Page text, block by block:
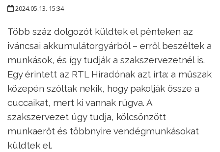
2024.05.13. 15:34
Több száz dolgozót küldtek el pénteken az
iváncsai akkumulátorgyárból – erről beszéltek a
munkások, és így tudják a szakszervezetnél is.
Egy érintett az RTL Híradónak azt írta: a műszak
közepén szóltak nekik, hogy pakolják össze a
cuccaikat, mert ki vannak rúgva. A
szakszervezet úgy tudja, kölcsönzött
munkaerőt és többnyire vendégmunkásokat
küldtek el.